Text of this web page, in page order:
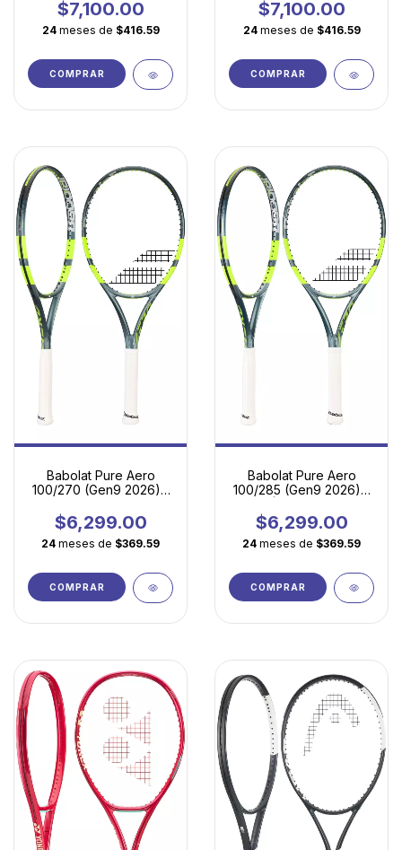
$7,100.00
24 meses de $416.59
COMPRAR
Evolución
$7,100.00
24 meses de $416.59
COMPRAR
Babolat Pure Aero
100/270 (Gen9 2026) |
Moderno en Versión
Ultraligera
$6,299.00
24 meses de $369.59
COMPRAR
Babolat Pure Aero
100/285 (Gen9 2026) -
Moderno
$6,299.00
24 meses de $369.59
COMPRAR